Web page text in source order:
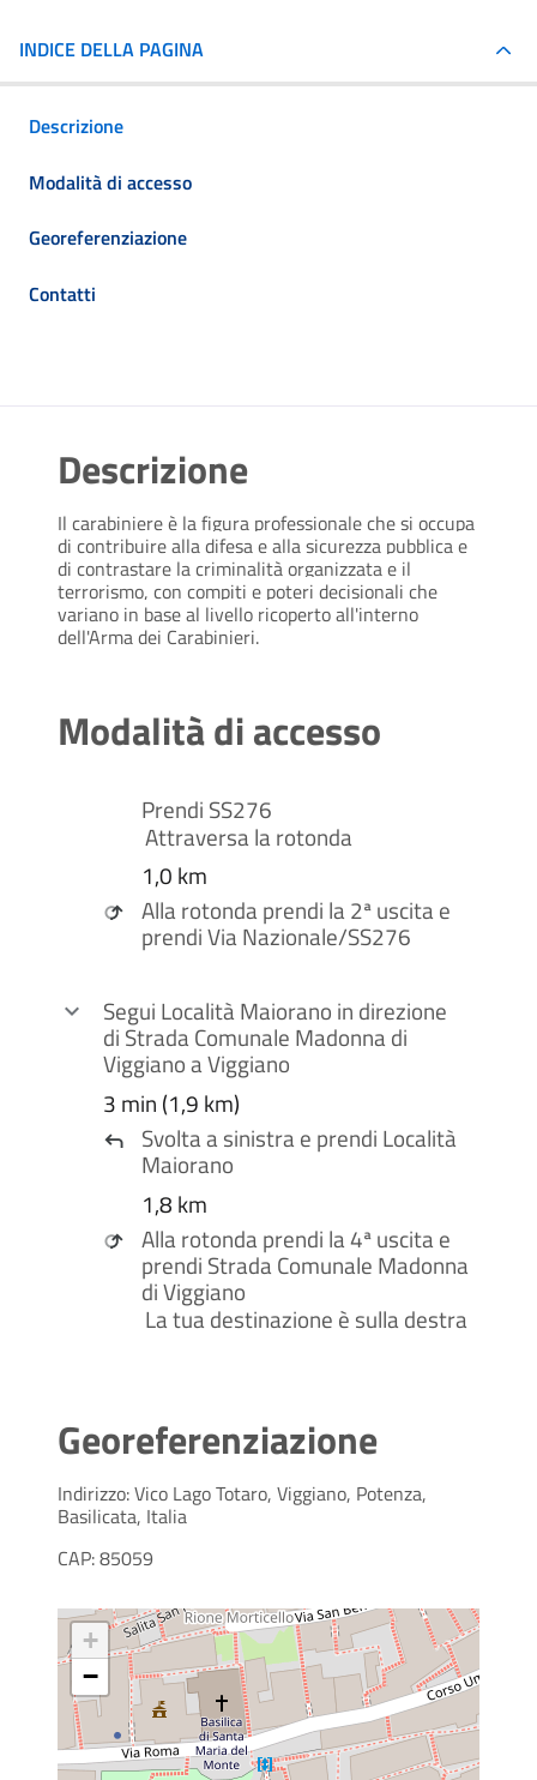
INDICE DELLA PAGINA
Descrizione
Modalità di accesso
Georeferenziazione
Contatti
Descrizione
Il carabiniere è lafigura professionale che si occupa
di contribuire alla difesa e alla sicurezza pubblica e
di contrastare la criminalità organizzata e il
terrorismo, con compiti e poteri decisionali che
variano in base al livello ricoperto all'interno
dell'Arma dei Carabinieri.
Modalità di accesso
Prendi SS276
Attraversa la rotonda
1,0 km
Alla rotonda prendi la2ªuscita e
prendiVia Nazionale/SS276
Segui Località Maiorano in direzione
di Strada Comunale Madonna di
ViggianoaViggiano
3 min (1,9 km)
Svolta asinistrae prendi Località
Maiorano
1,8 km
Alla rotonda prendi la4ªuscita e
prendi Strada Comunale Madonna
di Viggiano
La tua destinazione è sulla destra
Georeferenziazione
Indirizzo: Vico Lago Totaro, Viggiano, Potenza,
Basilicata, Italia
CAP: 85059
+
−